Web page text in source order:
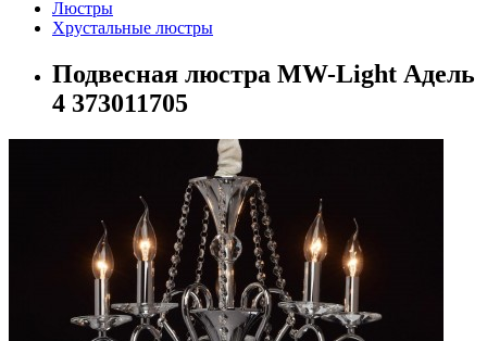
Люстры
Хрустальные люстры
Подвесная люстра MW-Light Адель
4 373011705